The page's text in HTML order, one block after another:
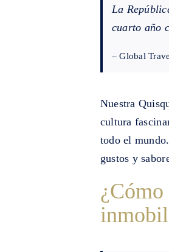
La
cuarto año
– Global
Nuestra
cultura
todo el
gustos y